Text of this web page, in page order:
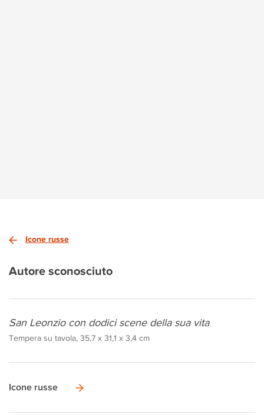
Icone russe
Autore sconosciuto
San Leonzio con dodici scene della sua vita
Tempera su tavola, 35,7 x 31,1 x 3,4 cm
Icone russe